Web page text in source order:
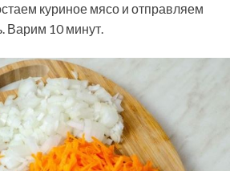
куриное мясо и отправляем
Варим 10 минут.